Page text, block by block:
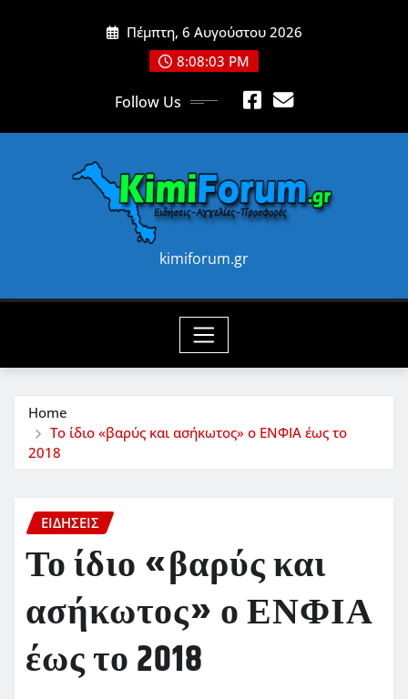
Πέμπτη, 6 Αυγούστου 2026
8:08:05 PM
Follow Us
kimiforum.gr
Home
Το ίδιο «βαρύς και ασήκωτος» ο ΕΝΦΙΑ έως το
2018
ΕΙΔΗΣΕΙΣ
Το ίδιο «βαρύς και
ασήκωτος» ο ΕΝΦΙΑ
έως το 2018